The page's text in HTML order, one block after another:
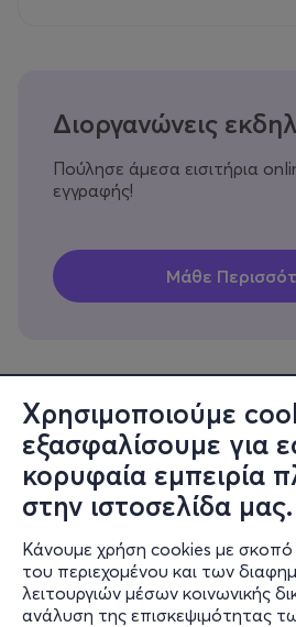
Χρησιμοποιούμε
εξασφαλίσουμε για
κορυφαία εμπειρία
στην ιστοσελίδα μας.
Κάνουμε χρήση cookies με σκοπό
του περιεχομένου και των
λειτουργιών μέσων κοινωνικής
ανάλυση της επισκεψιμότητας
Διοργανώνεις
Πούλησε άμεσα εισιτήρια
εγγραφής!
Πληροφορίες
Υποστήριξη
Stay Connected